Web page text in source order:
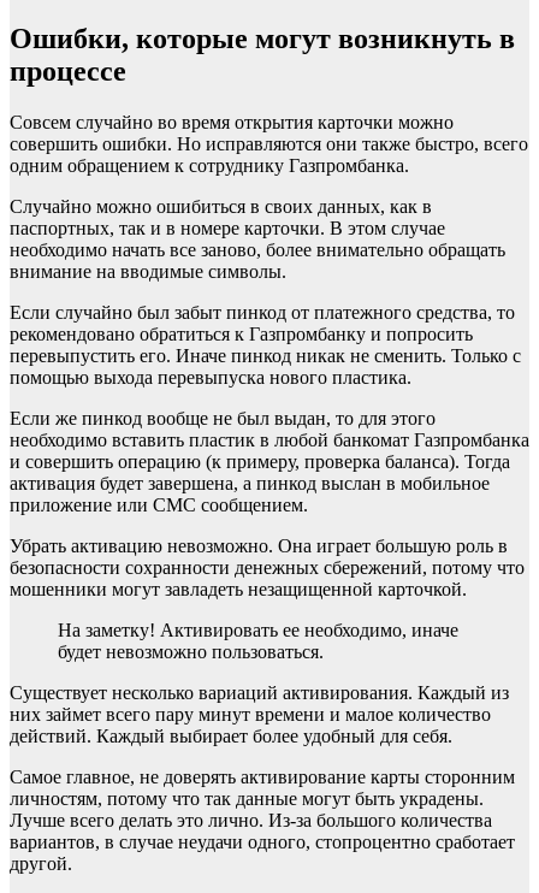
Ошибки, которые могут возникнуть в
процессе
Совсем случайно во время открытия карточки можно
совершить ошибки. Но исправляются они также быстро, всего
одним обращением к сотруднику Газпромбанка.
Случайно можно ошибиться в своих данных, как в
паспортных, так и в номере карточки. В этом случае
необходимо начать все заново, более внимательно обращать
внимание на вводимые символы.
Если случайно был забыт пинкод от платежного средства, то
рекомендовано обратиться к Газпромбанку и попросить
перевыпустить его. Иначе пинкод никак не сменить. Только с
помощью выхода перевыпуска нового пластика.
Если же пинкод вообще не был выдан, то для этого
необходимо вставить пластик в любой банкомат Газпромбанка
и совершить операцию (к примеру, проверка баланса). Тогда
активация будет завершена, а пинкод выслан в мобильное
приложение или СМС сообщением.
Убрать активацию невозможно. Она играет большую роль в
безопасности сохранности денежных сбережений, потому что
мошенники могут завладеть незащищенной карточкой.
На заметку! Активировать ее необходимо, иначе
будет невозможно пользоваться.
Существует несколько вариаций активирования. Каждый из
них займет всего пару минут времени и малое количество
действий. Каждый выбирает более удобный для себя.
Самое главное, не доверять активирование карты сторонним
личностям, потому что так данные могут быть украдены.
Лучше всего делать это лично. Из-за большого количества
вариантов, в случае неудачи одного, стопроцентно сработает
другой.